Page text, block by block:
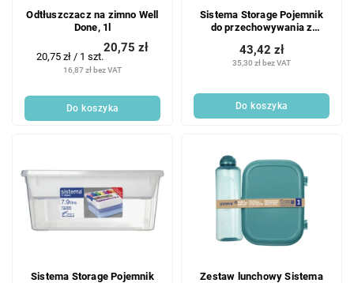
Odtłuszczacz na zimno Well
Done, 1l
16,87 zł bez VAT
20,75 zł
Cena
jednostkowa:
20,75 zł / 1 szt.
Do koszyka
Sistema Storage Pojemnik
do przechowywania z
3,5 l
35,30 zł bez VAT
43,42 zł
Do koszyka
Sistema Storage Pojemnik
Zestaw lunchowy Sistema